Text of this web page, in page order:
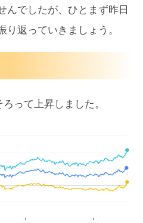
んでしたが、ひとまず昨日
返っていきましょう。
って上昇しました。